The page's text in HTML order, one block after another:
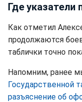
Где указатели
Как отметил
продолжаются
таблички точно
Напомним, ранее
Государственной
разъяснение об